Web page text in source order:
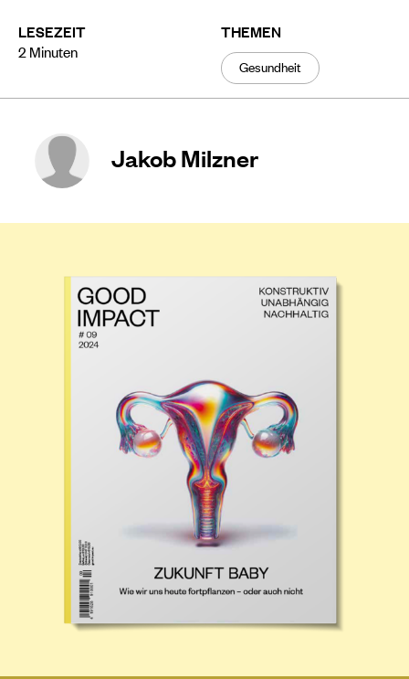
LESEZEIT
2 Minuten
THEMEN
Gesundheit
Jakob Milzner